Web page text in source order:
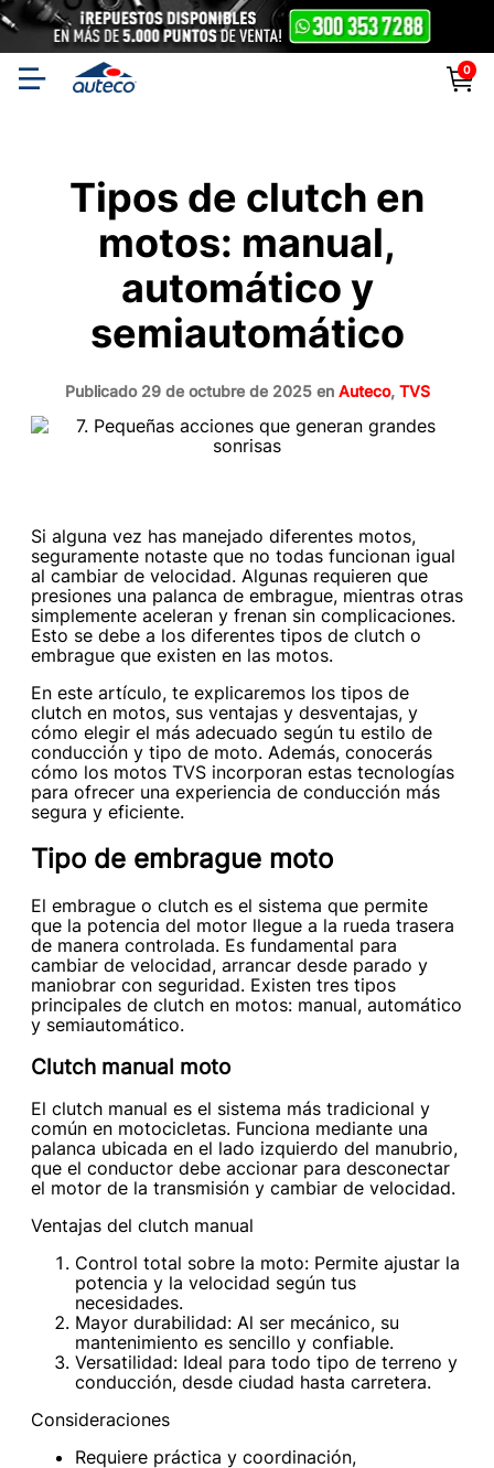
0
en Motos, Repuestos y
Accesorios
Tipos de clutch en
motos: manual,
automático y
semiautomático
Publicado 29 de octubre de 2025 en Auteco, TVS
Si alguna vez has manejado diferentes motos,
seguramente notaste que no todas funcionan igual
al cambiar de velocidad. Algunas requieren que
presiones una palanca de embrague, mientras otras
simplemente aceleran y frenan sin complicaciones.
Esto se debe a los diferentes tipos de clutch o
embrague que existen en las motos.
En este artículo, te explicaremos los tipos de
clutch en motos, sus ventajas y desventajas, y
cómo elegir el más adecuado según tu estilo de
conducción y tipo de moto. Además, conocerás
cómo los motos TVS incorporan estas tecnologías
para ofrecer una experiencia de conducción más
segura y eficiente.
Tipo de embrague moto
El embrague o clutch es el sistema que permite
que la potencia del motor llegue a la rueda trasera
de manera controlada. Es fundamental para
cambiar de velocidad, arrancar desde parado y
maniobrar con seguridad. Existen tres tipos
principales de clutch en motos: manual, automático
y semiautomático.
Clutch manual moto
El clutch manual es el sistema más tradicional y
común en motocicletas. Funciona mediante una
palanca ubicada en el lado izquierdo del manubrio,
que el conductor debe accionar para desconectar
el motor de la transmisión y cambiar de velocidad.
Ventajas del clutch manual
Control total sobre la moto: Permite ajustar la
potencia y la velocidad según tus
necesidades.
Mayor durabilidad: Al ser mecánico, su
mantenimiento es sencillo y confiable.
Versatilidad: Ideal para todo tipo de terreno y
conducción, desde ciudad hasta carretera.
Consideraciones
Requiere práctica y coordinación,